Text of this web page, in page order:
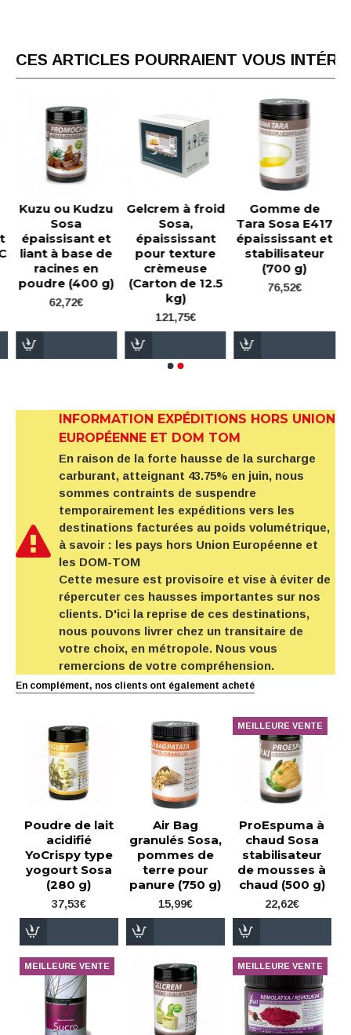
CES ARTICLES POURRAIENT VOUS
Kuzu ou Kudzu
Sosa
épaissisant et
liant à base de
racines en
poudre (400 g)
62,72€
Gelcrem à froid
Sosa,
épaississant
pour texture
crèmeuse
(Carton de 12.5
kg)
121,75€
Gomme de
Tara Sosa E417
épaississant et
stabilisateur
(700 g)
76,52€
INFORMATION EXPÉDITIONS HORS UNION
EUROPÉENNE ET DOM TOM
En raison de la forte hausse de la surcharge
carburant, atteignant 43.75% en juin, nous
sommes contraints de suspendre
temporairement les expéditions vers les
destinations facturées au poids volumétrique,
à savoir : les pays hors Union Européenne et
les DOM-TOM
Cette mesure est provisoire et vise à éviter de
répercuter ces hausses importantes sur nos
clients. D'ici la reprise de ces destinations,
nous pouvons livrer chez un transitaire de
votre choix, en métropole. Nous vous
remercions de votre compréhension.
En complément, nos clients ont également acheté
Poudre de lait
acidifié
YoCrispy type
yogourt Sosa
(280 g)
37,53€
Air Bag
granulés Sosa,
pommes de
terre pour
panure (750 g)
15,99€
MEILLEURE VENTE
ProEspuma à
chaud Sosa
stabilisateur
de mousses à
chaud (500 g)
22,62€
MEILLEURE VENTE MEILLEURE VENTE